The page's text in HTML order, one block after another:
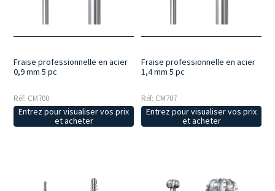
Fraise professionnelle en acier
0,9 mm 5 pc
Réf: CM700
Entrez pour visualiser vos prix
et acheter
Fraise professionnelle en acier
1,4 mm 5 pc
Réf: CM707
Entrez pour visualiser vos prix
et acheter